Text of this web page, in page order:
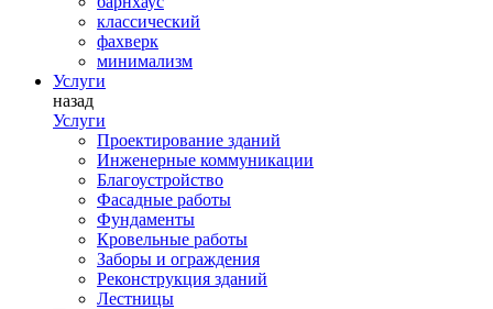
классический
фахверк
минимализм
Услуги
назад
Услуги
Проектирование зданий
Инженерные коммуникации
Благоустройство
Фасадные работы
Фундаменты
Кровельные работы
Заборы и ограждения
Реконструкция зданий
Лестницы